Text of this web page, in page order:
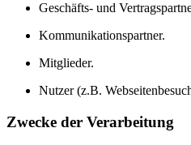
Geschäfts- und
Kommunikationspartner.
Mitglieder.
Nutzer (z.B.
Zwecke der Verarbeitung